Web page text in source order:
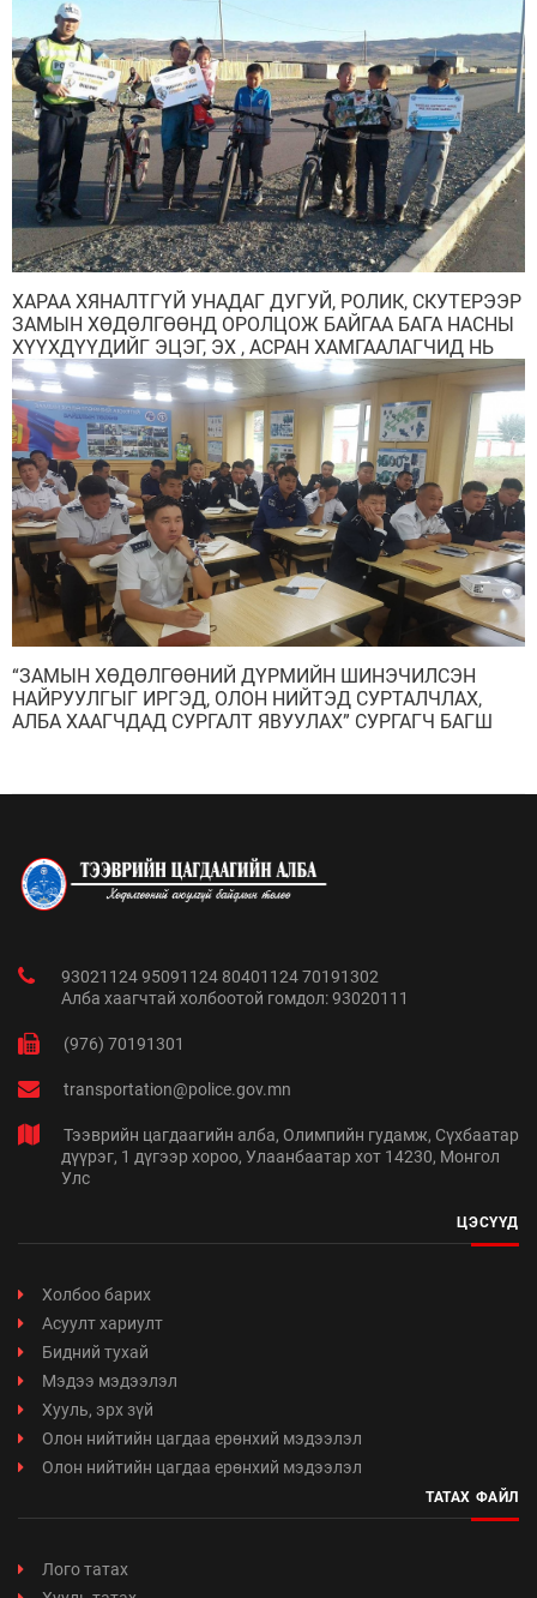
ХАРАА ХЯНАЛТГҮЙ УНАДАГ ДУГУЙ, РОЛИК, СКУТЕРЭЭР
ЗАМЫН ХӨДӨЛГӨӨНД ОРОЛЦОЖ БАЙГАА БАГА НАСНЫ
ХҮҮХДҮҮДИЙГ ЭЦЭГ, ЭХ , АСРАН ХАМГААЛАГЧИД НЬ
ХҮЛЭЭЛГЭН ӨГЧ АЖИЛЛАЖ БАЙНА.
“ЗАМЫН ХӨДӨЛГӨӨНИЙ ДҮРМИЙН ШИНЭЧИЛСЭН
НАЙРУУЛГЫГ ИРГЭД, ОЛОН НИЙТЭД СУРТАЛЧЛАХ,
АЛБА ХААГЧДАД СУРГАЛТ ЯВУУЛАХ” СУРГАГЧ БАГШ
93021124 95091124 80401124 70191302
Алба хаагчтай холбоотой гомдол: 93020111
(976) 70191301
transportation@police.gov.mn
Тээврийн цагдаагийн алба, Олимпийн гудамж, Сүхбаатар
дүүрэг, 1 дүгээр хороо, Улаанбаатар хот 14230, Монгол
Улс
ЦЭСҮҮД
Холбоо барих
Асуулт хариулт
Бидний тухай
Мэдээ мэдээлэл
Хууль, эрх зүй
Олон нийтийн цагдаа ерөнхий мэдээлэл
Олон нийтийн цагдаа ерөнхий мэдээлэл
ТАТАХ ФАЙЛ
Лого татах